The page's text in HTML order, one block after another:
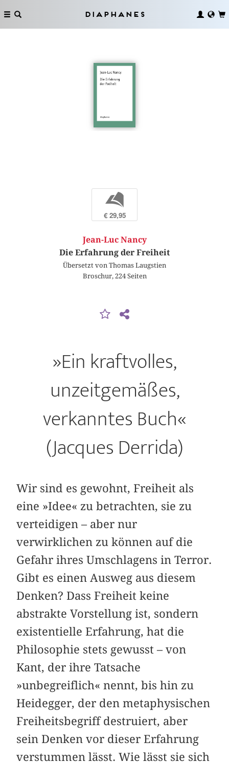
Diaphanes
b
€ 29,95
Jean-Luc Nancy
Die Erfahrung der Freiheit
Übersetzt von Thomas Laugstien
Broschur, 224 Seiten
»Ein kraftvolles,
unzeitgemäßes,
verkanntes Buch«
(Jacques Derrida)
Wir sind es gewohnt, Freiheit als
eine »Idee« zu betrachten, sie zu
verteidigen – aber nur
verwirklichen zu können auf die
Gefahr ihres Umschlagens in Terror.
Gibt es einen Ausweg aus diesem
Denken? Dass Freiheit keine
abstrakte Vorstellung ist, sondern
existentielle Erfahrung, hat die
Philosophie stets gewusst – von
Kant, der ihre Tatsache
»unbegreiflich« nennt, bis hin zu
Heidegger, der den metaphysischen
Freiheitsbegriff destruiert, aber
sein Denken vor dieser Erfahrung
verstummen lässt. Wie lässt sie sich